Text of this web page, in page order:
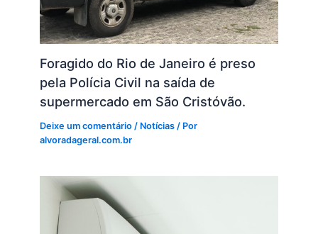
Foragido do Rio de Janeiro é preso
pela Polícia Civil na saída de
supermercado em São Cristóvão.
Deixe um comentário / Notícias / Por
alvoradageral.com.br